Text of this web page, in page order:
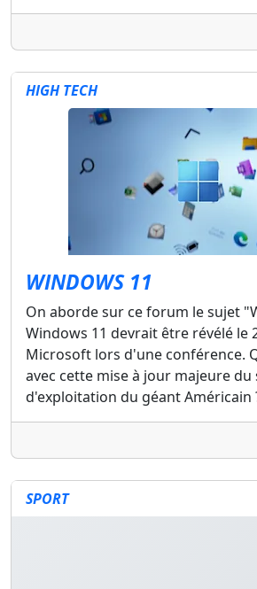
HIGH TECH
WINDOWS 11
On aborde sur ce forum le sujet
Windows 11 devrait être révélé le
Microsoft lors d'une conférence.
avec cette mise à jour majeure du
d'exploitation du géant Américain
SPORT